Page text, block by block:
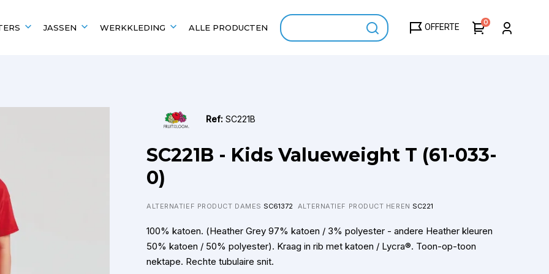
JASSEN WERKKLEDING ALLE PRODUCTEN OFFERTE 0
Scholen en verenigingen
Fruit of the Loom
Gildan
Kariban
Ref:SC221B
SC221B - Kids Valueweight T (61-033-
0)
ALTERNATIEF PRODUCT DAMES SC61372 ALTERNATIEF PRODUCT HEREN SC221
100% katoen. (Heather Grey 97% katoen / 3% polyester - andere Heather kleuren
50% katoen / 50% polyester). Kraag in rib met katoen / Lycra®. Toon-op-toon
nektape. Rechte tubulaire snit.